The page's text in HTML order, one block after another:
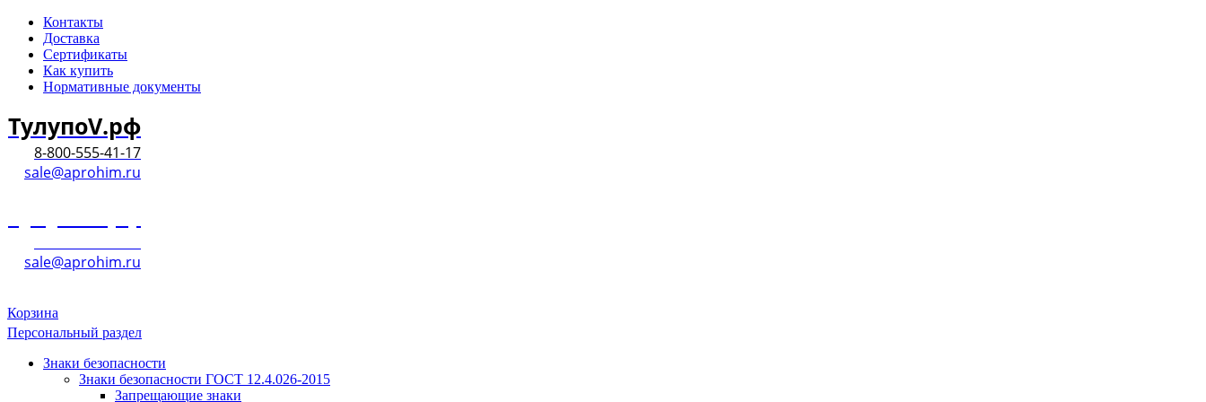
Контакты
Доставка
Сертификаты
Как купить
Нормативные документы
ТулупоV.рф
8-800-555-41-17
sale@aprohim.ru
sale@aprohim.ru
Корзина
Персональный раздел
Знаки безопасности
Знаки безопасности ГОСТ 12.4.026-2015
Запрещающие знаки